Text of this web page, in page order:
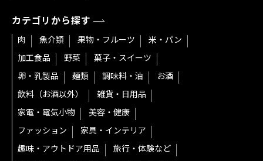
カテゴリから探す
肉 魚介類 果物・フルーツ
米・パン
加工食品
野菜
菓子・スイーツ
卵・乳製品
麺類 調味料・油
お酒
飲料（お酒以外）
雑貨・日用品
家電・電気小物
美容・健康
ファッション
家具・インテリア
趣味・アウトドア用品
旅行・体験など